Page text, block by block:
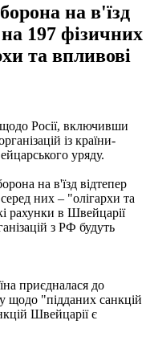
на в'їзд
197 фізичних
та впливові
Росії, включивши
із країни-
уряду.
на в'їзд відтепер
них – "олігархи та
рахунки в Швейцарії
з РФ будуть
приєдналася до
щодо "підданих санкцій
Швейцарії є